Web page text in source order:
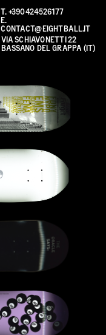
VIA SCHIAVONETTI 22
BASSANO DEL GRAPPA (IT)
T. +390424526177
CONTACT@EIGHTBALL.IT